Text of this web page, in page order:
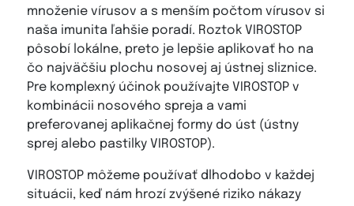
množenie vírusov a s menším počtom vírusov si
naša imunita ľahšie poradí. Roztok VIROSTOP
pôsobí lokálne, preto je lepšie aplikovať ho na
čo najväčšiu plochu nosovej aj ústnej sliznice.
Pre komplexný účinok používajte VIROSTOP v
kombinácii nosového spreja a vami
preferovanej aplikačnej formy do úst (ústny
sprej alebo pastilky VIROSTOP).
VIROSTOP môžeme používať dlhodobo v každej
situácii, keď nám hrozí zvýšené riziko nákazy